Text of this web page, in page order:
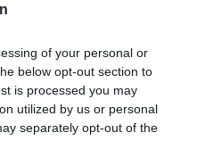
of your personal or
below opt-out section to
is processed you may
utilized by us or personal
separately opt-out of the
1
2
IAG